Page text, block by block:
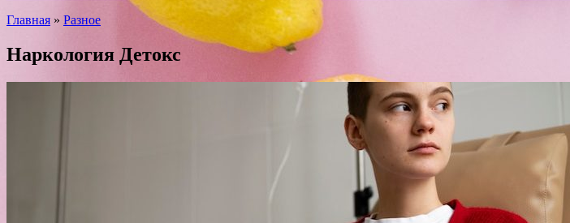
Главная » Разное
Наркология Детокс